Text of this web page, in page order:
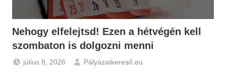
Nehogy elfelejtsd! Ezen a hétvégén kell
szombaton is dolgozni menni
július 8, 2026
Pályázatkereső.eu